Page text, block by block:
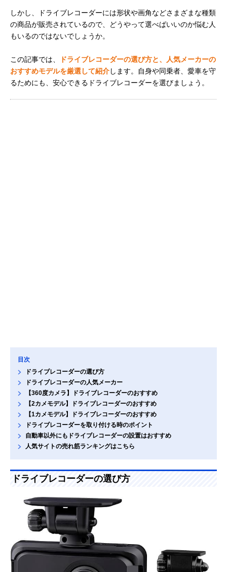
しかし、ドライブレコーダーには形状や画角などさまざまな種類
の商品が販売されているので、どうやって選べばいいのか悩む人
もいるのではないでしょうか。
この記事では、
ドライブレコーダーの選び方と、人気メーカーの
おすすめモデルを厳選して紹介します。自身や同乗者、愛車を守
るためにも、安心できるドライブレコーダーを選びましょう。
目次
ドライブレコーダーの選び方
ドライブレコーダーの人気メーカー
【360度カメラ】ドライブレコーダーのおすすめ
【2カメモデル】ドライブレコーダーのおすすめ
【1カメモデル】ドライブレコーダーのおすすめ
ドライブレコーダーを取り付ける時のポイント
自動車以外にもドライブレコーダーの設置はおすすめ
人気サイトの売れ筋ランキングはこちら
ドライブレコーダーの選び方